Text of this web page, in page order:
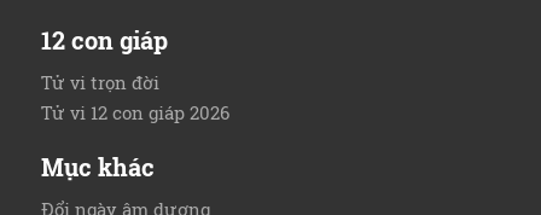
12 con giáp
Tử vi trọn đời
Tử vi 12 con giáp 2026
Mục khác
Đổi ngày âm dương